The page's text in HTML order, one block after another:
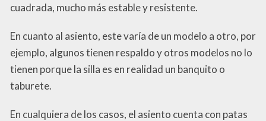
cuadrada, mucho más estable y resistente.
En cuanto al asiento, este varía de un modelo a otro, por
ejemplo, algunos tienen respaldo y otros modelos no lo
tienen porque la silla es en realidad un banquito o
taburete.
En cualquiera de los casos, el asiento cuenta con patas